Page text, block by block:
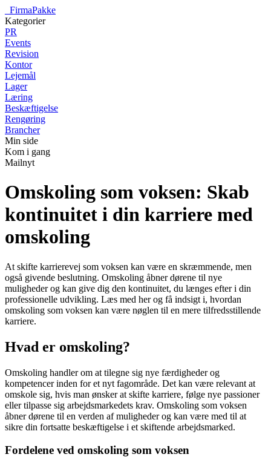
FirmaPakke
Kategorier
PR
Events
Revision
Kontor
Lejemål
Lager
Læring
Beskæftigelse
Rengøring
Brancher
Min side
Kom i gang
Mailnyt
Omskoling som voksen: Skab
kontinuitet i din karriere med
omskoling
At skifte karrierevej som voksen kan være en skræmmende, men
også givende beslutning. Omskoling åbner dørene til nye
muligheder og kan give dig den kontinuitet, du længes efter i din
professionelle udvikling. Læs med her og få indsigt i, hvordan
omskoling som voksen kan være nøglen til en mere tilfredsstillende
karriere.
Hvad er omskoling?
Omskoling handler om at tilegne sig nye færdigheder og
kompetencer inden for et nyt fagområde. Det kan være relevant at
omskole sig, hvis man ønsker at skifte karriere, følge nye passioner
eller tilpasse sig arbejdsmarkedets krav. Omskoling som voksen
åbner dørene til en verden af muligheder og kan være med til at
sikre din fortsatte beskæftigelse i et skiftende arbejdsmarked.
Fordelene ved omskoling som voksen